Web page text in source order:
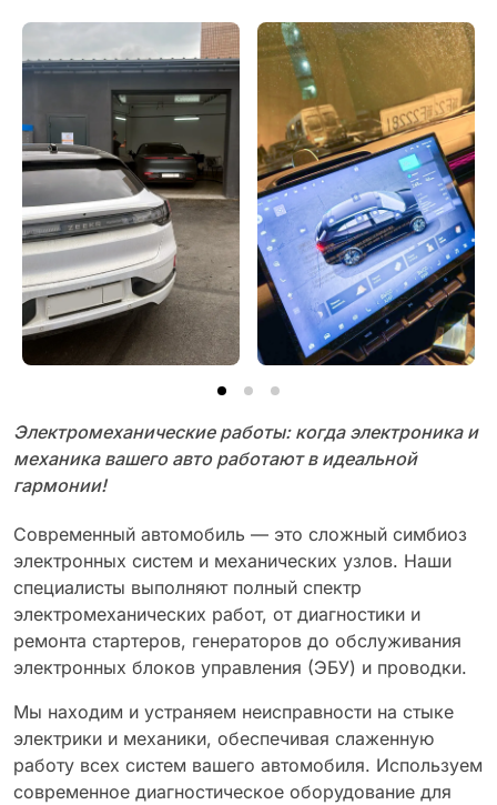
Электромеханические работы: когда электроника и
механика вашего авто работают в идеальной
гармонии!
Современный автомобиль — это сложный симбиоз
электронных систем и механических узлов. Наши
специалисты выполняют полный спектр
электромеханических работ, от диагностики и
ремонта стартеров, генераторов до обслуживания
электронных блоков управления (ЭБУ) и проводки.
Мы находим и устраняем неисправности на стыке
электрики и механики, обеспечивая слаженную
работу всех систем вашего автомобиля. Используем
современное диагностическое оборудование для